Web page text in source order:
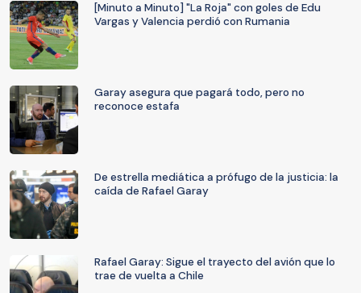
[Minuto a Minuto] "La Roja" con goles de Edu
Vargas y Valencia perdió con Rumania
Garay asegura que pagará todo, pero no
reconoce estafa
De estrella mediática a prófugo de la justicia: la
caída de Rafael Garay
Rafael Garay: Sigue el trayecto del avión que lo
trae de vuelta a Chile